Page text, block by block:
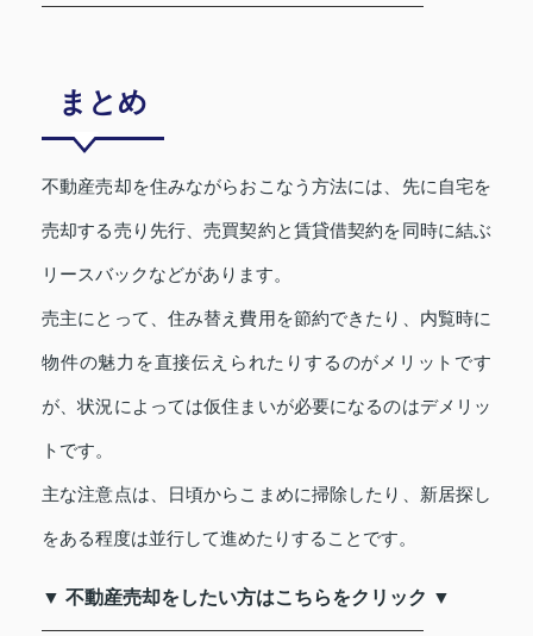
まとめ
不動産売却を住みながらおこなう方法には、先に自宅を
売却する売り先行、売買契約と賃貸借契約を同時に結ぶ
リースバックなどがあります。
売主にとって、住み替え費用を節約できたり、内覧時に
物件の魅力を直接伝えられたりするのがメリットです
が、状況によっては仮住まいが必要になるのはデメリッ
トです。
主な注意点は、日頃からこまめに掃除したり、新居探し
をある程度は並行して進めたりすることです。
▼ 不動産売却をしたい方はこちらをクリック ▼